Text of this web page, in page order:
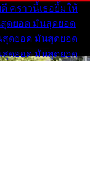
ดี คราวนี้เธอยิ้มให้
ดยอด มันสุดยอด
ดยอด มันสุดยอด
ดยอด มันสุดยอด